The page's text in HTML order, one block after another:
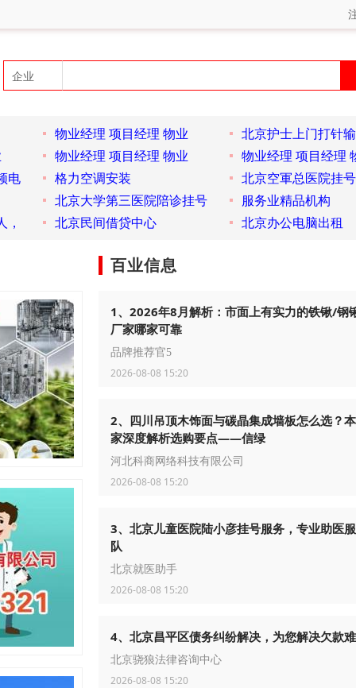
物业经理 项目经理 物业
北京护士上门打针
物业经理 项目经理 物业
物业经理 项目经理
电
格力空调安装
北京空軍总医院挂
北京大学第三医院陪诊挂号
服务业精品机构
北京民间借贷中心 北京办公电脑出租
百业信息
1、2026年8月解析：市面上有实力的铁锹/钢
厂家哪家可靠
品牌推荐官5
2026-08-08 15:20
2、四川吊顶木饰面与碳晶集成墙板怎么选？
家深度解析选购要点——信绿
河北科商网络科技有限公司
2026-08-08 15:20
3、北京儿童医院陆小彦挂号服务，专业助医
队
北京就医助手
2026-08-08 15:20
4、北京昌平区债务纠纷解决，为您解决欠款
北京骁狼法律咨询中心
2026-08-08 15:20